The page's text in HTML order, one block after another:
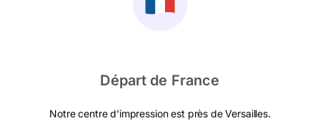
Départ de France
Notre centre d'impression est près de Versailles.